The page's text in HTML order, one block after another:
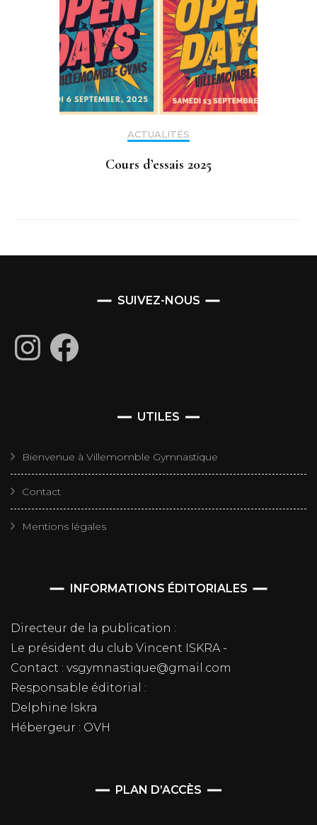
ACTUALITÉS
Cours d’essais 2025
SUIVEZ-NOUS
InstagramFacebook
UTILES
Bienvenue à Villemomble Gymnastique
Contact
Mentions légales
INFORMATIONS ÉDITORIALES
Directeur de la publication :
Le président du club Vincent ISKRA -
Contact : vsgymnastique@gmail.com
Responsable éditorial :
Delphine Iskra
Hébergeur : OVH
PLAN D’ACCÈS